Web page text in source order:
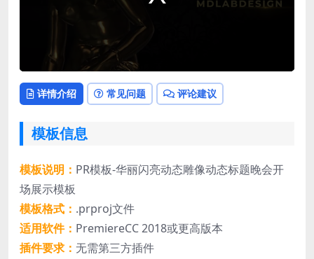
详情介绍 常见问题 评论建议
模板信息
模板说明： PR模板-华丽闪亮动态雕像动态标题晚会开
场展示模板
模板格式： .prproj文件
适用软件： PremiereCC 2018或更高版本
插件要求： 无需第三方插件